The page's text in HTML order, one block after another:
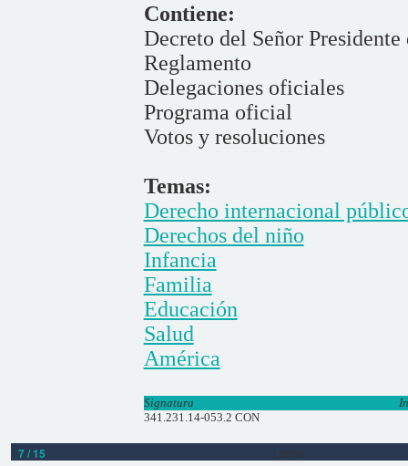
Contiene:
Decreto del Señor Presidente
Reglamento
Delegaciones oficiales
Programa oficial
Votos y resoluciones
Temas:
Derecho internacional
Derechos del niño
Infancia
Familia
Educación
Salud
América
Signatura
341.231.14-053.2 CON
7 / 15 Libros